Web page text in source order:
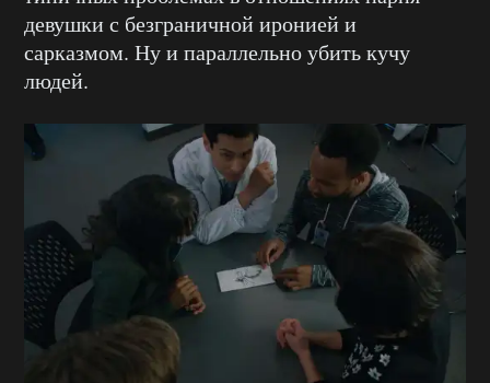
девушки с безграничной иронией и
сарказмом. Ну и параллельно убить кучу
людей.